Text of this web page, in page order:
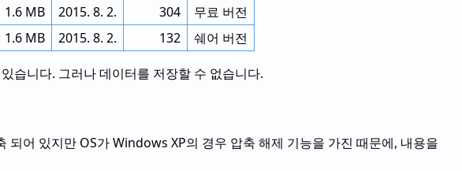
1.6 MB 2015. 8. 2. 304
무료 버전
1.6 MB 2015. 8. 2. 132 쉐어 버전
습니다. 그러나 데이터를 저장할 수 없습니다.
어 있지만 OS가 Windows XP의 경우 압축 해제 기능을 가진 때문에, 내용을